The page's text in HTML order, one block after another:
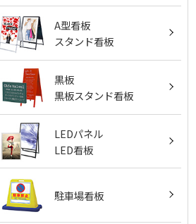
A型看板
スタンド看板
黒板
黒板スタンド看板
LEDパネル
LED看板
駐車場看板